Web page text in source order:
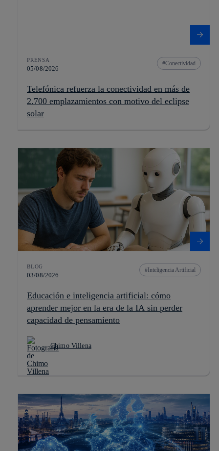
PRENSA
05/08/2026
Conectividad
Telefónica refuerza la conectividad en más de
2.700 emplazamientos con motivo del eclipse
solar
BLOG
03/08/2026
Inteligencia Artificial
Educación e inteligencia artificial: cómo
aprender mejor en la era de la IA sin perder
capacidad de pensamiento
Chimo Villena